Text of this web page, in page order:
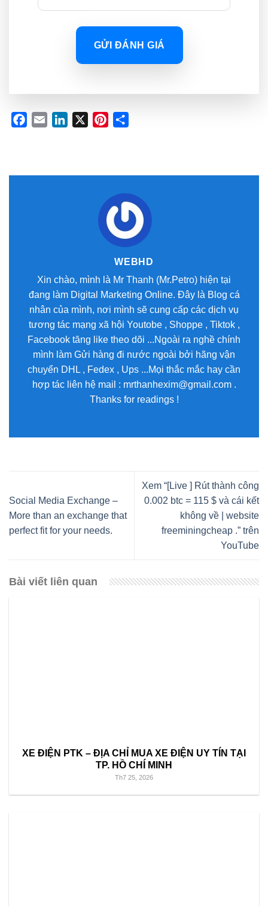
GỬI ĐÁNH GIÁ
Facebook
Email LinkedIn Pinterest
WEBHD
Xin chào, mình là Mr Thanh (Mr.Petro) hiện tại
đang làm Digital Marketing Online. Đây là Blog cá
nhân của mình, nơi mình sẽ cung cấp các dịch vụ
tương tác mạng xã hội Youtobe , Shoppe , Tiktok ,
Facebook tăng like theo dõi ...Ngoài ra nghề chính
mình làm Gửi hàng đi nước ngoài bởi hãng vận
chuyển DHL , Fedex , Ups ...Mọi thắc mắc hay cần
hợp tác liên hệ mail : mrthanhexim@gmail.com .
Thanks for readings !
Social Media Exchange –
More than an exchange that
perfect fit for your needs.
Xem “[Live ] Rút thành công
0.002 btc = 115 $ và cái kết
không về | website
freeminingcheap .” trên
YouTube
Bài viết liên quan
XE ĐIỆN PTK – ĐỊA CHỈ MUA XE ĐIỆN UY TÍN TẠI
TP. HỒ CHÍ MINH
Th7 25, 2026